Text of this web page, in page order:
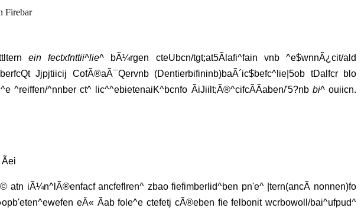
Firebar
ein fectxfnttii^lie^ bÃ¼rgen cteUbcn/tgt;at5Ãlafi^fain vnb ^e$wnnÃ¿cit/ald
Jjpjtiicij CofÃ®aÃ¯Qervnb (Dentierbifininb)baÃ´ic$befc^lie|5ob tDalfcr blo
^reiffen/^nnber ct^ lic^^ebietenaiK^bcnfo ÃiJiilt;Ã®^cifcÃÃaben/'5?nb bi^ouiicn.
iÃ¼n^lÃ®enfacf ancfeflren^ zbao fiefimberlid^ben pn'e^ |tern(ancÃ nonnen)fo
eÂ« Ãab fole^e ctefetj cÃ®eben fie felbonit wcrbowoll/bai^ufpud^